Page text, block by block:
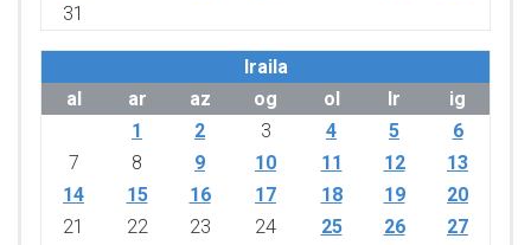
31
Iraila
al
ar az og ol lr
ig
1
2 3 4 5
6
7
8 9 10 11 12
13
14
15 16 17 18 19
20
21
22 23 24 25 26
27